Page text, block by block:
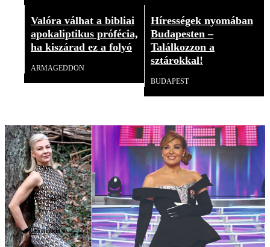
Valóra válhat a bibliai
apokaliptikus prófécia,
ha kiszárad ez a folyó
ARMAGEDDON
Hírességek nyomában
Budapesten –
Találkozzon a
sztárokkal!
BUDAPEST
Galéria